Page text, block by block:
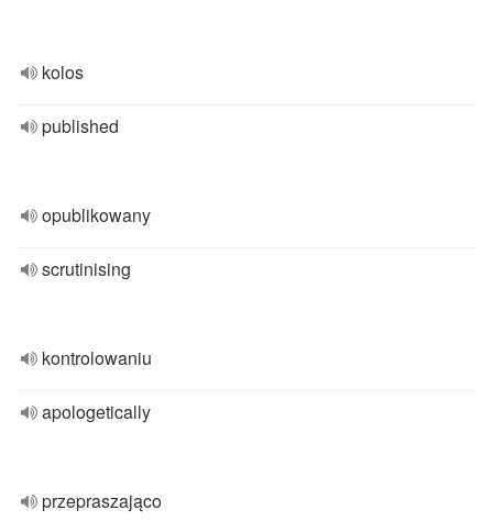
kolos
published
opublikowany
scrutinising
kontrolowaniu
apologetically
przepraszająco